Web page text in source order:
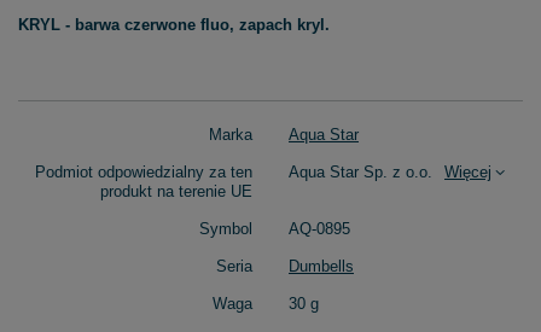
KRYL - barwa czerwone fluo, zapach kryl.
Marka Aqua Star
Podmiot odpowiedzialny za ten
produkt na terenie UE
Aqua Star Sp. z o.o. Więcej
Symbol AQ-0895
Seria Dumbells
Waga 30 g